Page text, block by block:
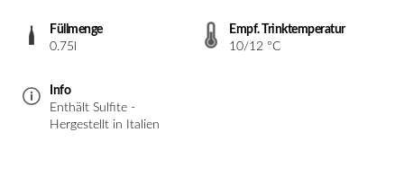
Füllmenge
0.75l
Empf. Trinktemperatur
10/12 °C
Info
Enthält Sulfite -
Hergestellt in Italien